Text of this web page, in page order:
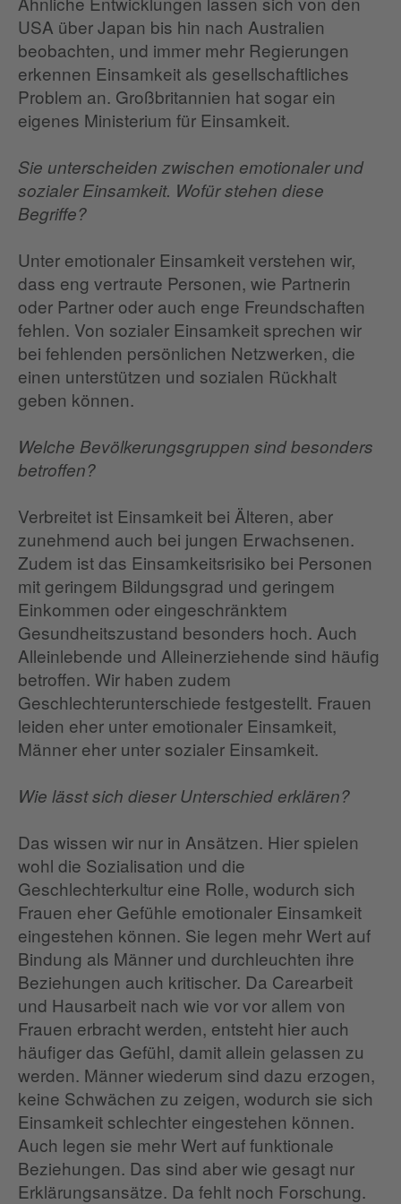
USA über Japan bis hin nach Australien
beobachten, und immer mehr Regierungen
erkennen Einsamkeit als gesellschaftliches
Problem an. Großbritannien hat sogar ein
eigenes Ministerium für Einsamkeit.
Sie unterscheiden zwischen emotionaler und
sozialer Einsamkeit. Wofür stehen diese
Begriffe?
Unter emotionaler Einsamkeit verstehen wir,
dass eng vertraute Personen, wie Partnerin
oder Partner oder auch enge Freundschaften
fehlen. Von sozialer Einsamkeit sprechen wir
bei fehlenden persönlichen Netzwerken, die
einen unterstützen und sozialen Rückhalt
geben können.
Welche Bevölkerungsgruppen sind besonders
betroffen?
Verbreitet ist Einsamkeit bei Älteren, aber
zunehmend auch bei jungen Erwachsenen.
Zudem ist das Einsamkeitsrisiko bei Personen
mit geringem Bildungsgrad und geringem
Einkommen oder eingeschränktem
Gesundheitszustand besonders hoch. Auch
Alleinlebende und Alleinerziehende sind häufig
betroffen. Wir haben zudem
Geschlechterunterschiede festgestellt. Frauen
leiden eher unter emotionaler Einsamkeit,
Männer eher unter sozialer Einsamkeit.
Wie lässt sich dieser Unterschied erklären?
Das wissen wir nur in Ansätzen. Hier spielen
wohl die Sozialisation und die
Geschlechterkultur eine Rolle, wodurch sich
Frauen eher Gefühle emotionaler Einsamkeit
eingestehen können. Sie legen mehr Wert auf
Bindung als Männer und durchleuchten ihre
Beziehungen auch kritischer. Da Carearbeit
und Hausarbeit nach wie vor vor allem von
Frauen erbracht werden, entsteht hier auch
häufiger das Gefühl, damit allein gelassen zu
werden. Männer wiederum sind dazu erzogen,
keine Schwächen zu zeigen, wodurch sie sich
Einsamkeit schlechter eingestehen können.
Auch legen sie mehr Wert auf funktionale
Beziehungen. Das sind aber wie gesagt nur
Erklärungsansätze. Da fehlt noch Forschung.